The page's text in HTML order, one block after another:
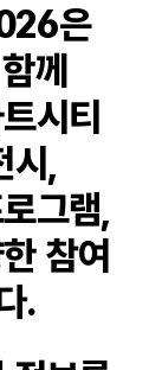
은
께
시티
시,
그램,
참여
.